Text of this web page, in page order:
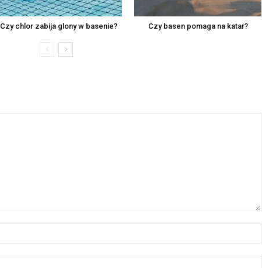
Czy chlor zabija glony w basenie? Czy basen pomaga na katar?